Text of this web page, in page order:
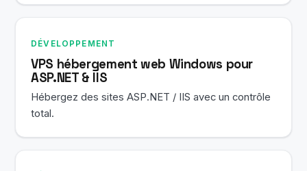
DÉVELOPPEMENT
VPS hébergement web Windows pour
ASP.NET & IIS
Hébergez des sites ASP.NET / IIS avec un contrôle
total.